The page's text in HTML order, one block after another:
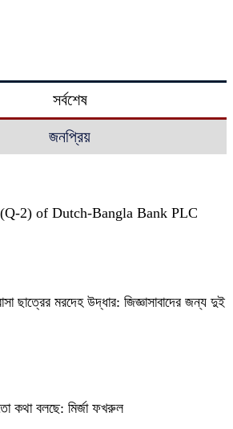
সর্বশেষ
জনপ্রিয়
2) of Dutch-Bangla Bank PLC
ছাত্রের মরদেহ উদ্ধার: জিজ্ঞাসাবাদের জন্য দুই
কথা বলছে: মির্জা ফখরুল